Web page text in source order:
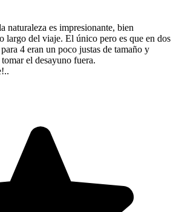
naturaleza es impresionante, bien
largo del viaje. El único pero es que en dos
4 eran un poco justas de tamaño y
el desayuno fuera.